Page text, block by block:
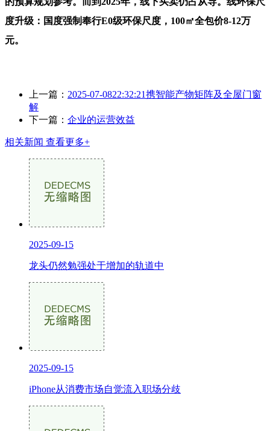
度升级：国度强制奉行E0级环保尺度，100㎡全包价8-12万
元。
上一篇： 2025-07-0822:32:21携智能产物矩阵及全屋门窗
解
下一篇： 企业的运营效益
相关新闻 查看更多+
2025-09-15
龙头仍然勉强处于增加的轨道中
2025-09-15
iPhone从消费市场自觉流入职场分歧